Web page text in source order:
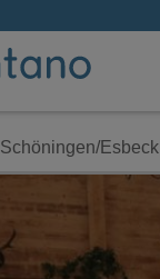
Schöningen/Esbeck